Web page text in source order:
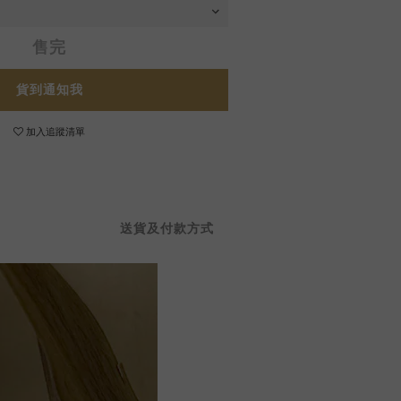
售完
貨到通知我
加入追蹤清單
送貨及付款方式